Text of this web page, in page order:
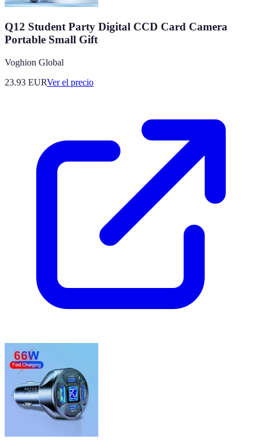
Q12 Student Party Digital CCD Card Camera
Portable Small Gift
Voghion Global
23.93 EURVer el precio